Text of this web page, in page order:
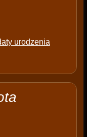
urodzenia